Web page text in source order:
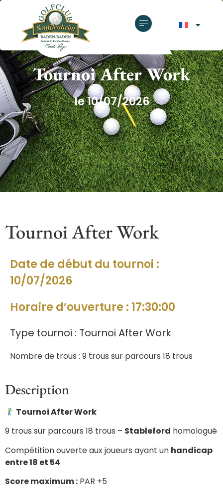
GOLF CLUB SOUFFLENHEIM
Tournoi After Work
le 10/07/2026
Tournoi After Work
Date de début du tournoi :
10/07/2026
Horaire d’ouverture : 17:30:00
Type tournoi : Tournoi After Work
Nombre de trous : 9 trous sur parcours 18 trous
Description
Tournoi After Work
9 trous sur parcours 18 trous – Stableford homologué
Compétition ouverte aux joueurs ayant un handicap
entre 18 et 54
Score maximum : PAR +5